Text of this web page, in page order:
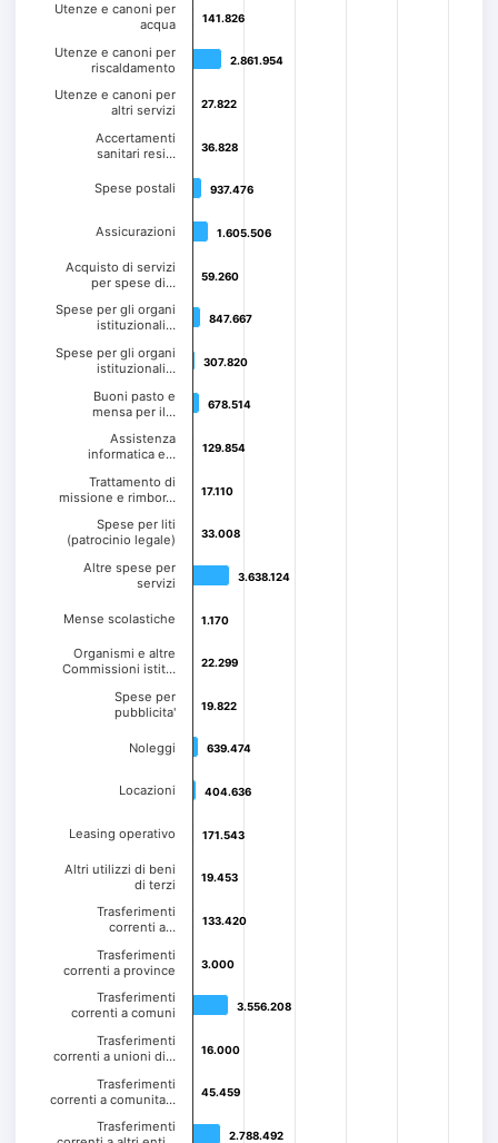
141.826
141.826
2.861.954
2.861.954
27.822
27.822
36.828
36.828
937.476
937.476
1.605.506
1.605.506
59.260
59.260
847.667
847.667
307.820
307.820
678.514
678.514
129.854
129.854
17.110
17.110
33.008
33.008
3.638.124
3.638.124
1.170
1.170
22.299
22.299
19.822
19.822
639.474
639.474
404.636
404.636
171.543
171.543
19.453
19.453
133.420
133.420
3.000
3.000
3.556.208
3.556.208
16.000
16.000
45.459
45.459
2.788.492
2.788.492
Utenze e canoni per
acqua
Utenze e canoni per
riscaldamento
Utenze e canoni per
altri servizi
Accertamenti
sanitari resi…
Spese postali
Assicurazioni
Acquisto di servizi
per spese di…
Spese per gli organi
istituzionali…
Spese per gli organi
istituzionali…
Buoni pasto e
mensa per il…
Assistenza
informatica e…
Trattamento di
missione e rimbor…
Spese per liti
(patrocinio legale)
Altre spese per
servizi
Mense scolastiche
Organismi e altre
Commissioni istit…
Spese per
pubblicita'
Noleggi
Locazioni
Leasing operativo
Altri utilizzi di beni
di terzi
Trasferimenti
correnti a…
Trasferimenti
correnti a province
Trasferimenti
correnti a comuni
Trasferimenti
correnti a unioni di…
Trasferimenti
correnti a comunita…
Trasferimenti